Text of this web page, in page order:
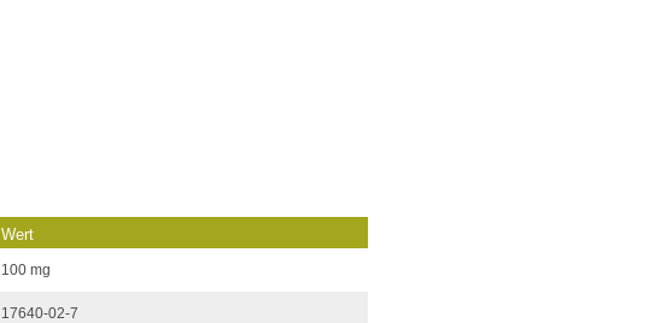
Wert
100 mg
17640-02-7